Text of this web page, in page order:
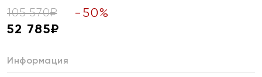
105 570₽ - 50%
52 785₽
Информация